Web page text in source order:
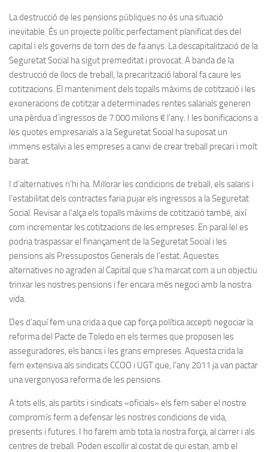
La destrucció de les pensions públiques no és una situació
inevitable. És un projecte polític perfectament planificat des del
capital i els governs de torn des de fa anys. La descapitalització de la
Seguretat Social ha sigut premeditat i provocat. A banda de la
destrucció de llocs de treball, la precarització laboral fa caure les
cotitzacions. El manteniment dels topalls màxims de cotització i les
exoneracions de cotitzar a determinades rentes salarials generen
una pèrdua d’ingressos de 7.000 milions € l’any. I les bonificacions a
les quotes empresarials a la Seguretat Social ha suposat un
immens estalvi a les empreses a canvi de crear treball precari i molt
barat.
I d’alternatives n’hi ha. Millorar les condicions de treball, els salaris i
l’estabilitat dels contractes faria pujar els ingressos a la Seguretat
Social. Revisar a l’alça els topalls màxims de cotització també, així
com incrementar les cotitzacions de les empreses. En paral·lel es
podria traspassar el finançament de la Seguretat Social i les
pensions als Pressupostos Generals de l’estat. Aquestes
alternatives no agraden al Capital que s’ha marcat com a un objectiu
trinxar les nostres pensions i fer encara més negoci amb la nostra
vida.
Des d’aquí fem una crida a que cap força política accepti negociar la
reforma del Pacte de Toledo en els termes que proposen les
asseguradores, els bancs i les grans empreses. Aquesta crida la
fem extensiva als sindicats CCOO i UGT que, l’any 2011 ja van pactar
una vergonyosa reforma de les pensions.
A tots ells, als partits i sindicats «oficials» els fem saber el nostre
compromís ferm a defensar les nostres condicions de vida,
presents i futures. I ho farem amb tota la nostra força, al carrer i als
centres de treball. Poden escollir al costat de qui estan, amb el